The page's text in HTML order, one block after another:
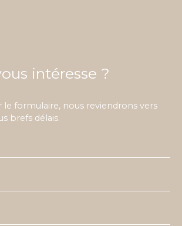
intéresse ?
le formulaire, nous reviendrons vers
brefs délais.